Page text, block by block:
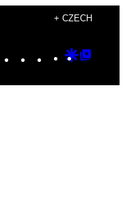
+ CZECH
Instagram
TikTok
YouTube
Google